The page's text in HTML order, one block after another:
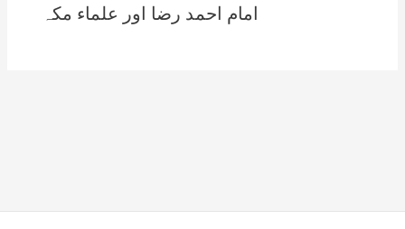
امام احمد رضا اور علماء مکہ